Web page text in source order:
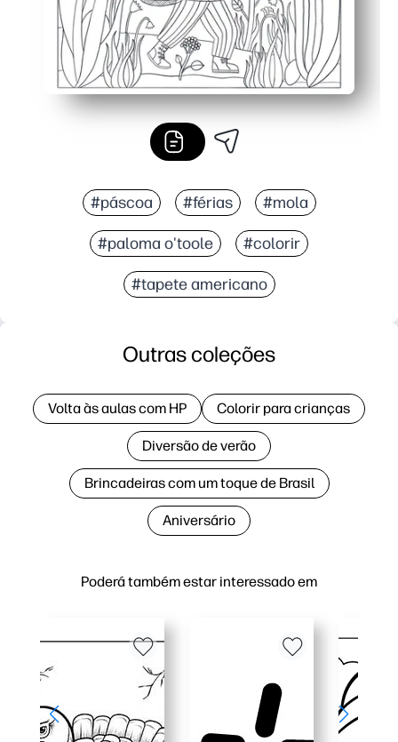
#páscoa #férias #mola
#paloma o'toole #colorir
#tapete americano
Poderá também estar interessado em
Outras coleções
Volta às aulas com HP Colorir para crianças
Diversão de verão
Brincadeiras com um toque de Brasil
Aniversário